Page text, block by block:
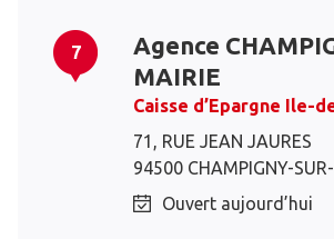
7
Agence
MAIRIE
Caisse d’Epargne Ile-
71, RUE JEAN JAURES
94500 CHAMPIGNY-
Ouvert aujourd’hui